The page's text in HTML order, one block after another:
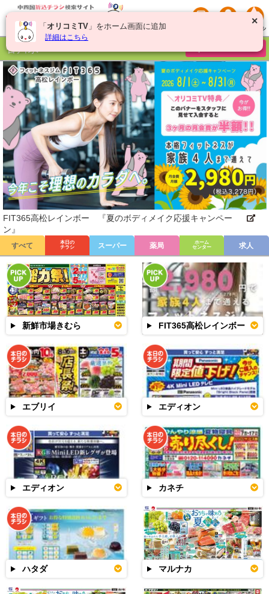
香川県
FIT365高松レインボー 『夏のボディメイク応援キャンペー
ン』
すべて
本日の
チラシ
スーパー 薬局
ホーム
センター
求人
新鮮市場きむら FIT365高松レインボー
エブリイ エディオン
エディオン カネチ
ハタダ マルナカ
✕
「 オリコミTV 」をホーム画面に追加
詳細はこちら